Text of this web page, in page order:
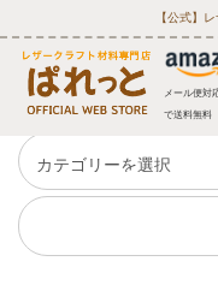
【公式】
メール便対
で送料無料